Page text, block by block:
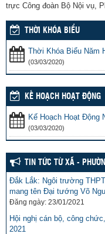
trực Công đoàn Bộ Nội vụ,
THỜI KHÓA BIỂU
Thời Khóa Biểu Năm
(03/03/2020)
KẾ HOẠCH HOẠT ĐỘNG
Kế Hoạch Hoạt Động
(03/03/2020)
TIN TỨC TỪ XÃ -
Đắk Lắk: Ngôi trường
mang tên Đại tướng Võ
Đăng ngày: 23/01/2021
Hội nghị cán bộ, công
2021